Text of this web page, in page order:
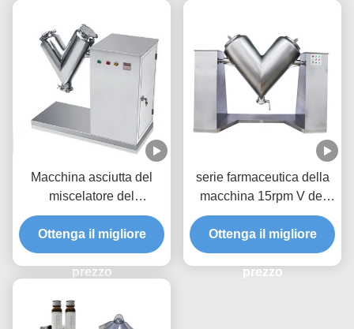
Macchina asciutta del
miscelatore del
miscelatore della farina
della polvere di forma di v
per i prodotti farmaceutici
Ottenga il migliore
prezzo
serie farmaceutica della
macchina 15rpm V del
miscelatore della polvere
del barilotto 180L
Ottenga il migliore
prezzo